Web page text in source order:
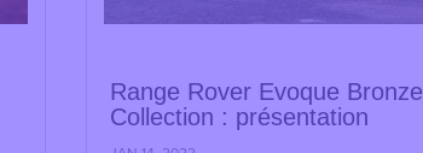
Range Rover Evoque Bronze
Collection : présentation